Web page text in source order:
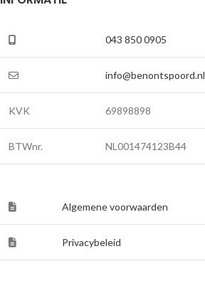
043 850 0905
info@benontspoord.nl
KVK 69898898
BTWnr. NL001474123B44
Algemene voorwaarden
Privacybeleid